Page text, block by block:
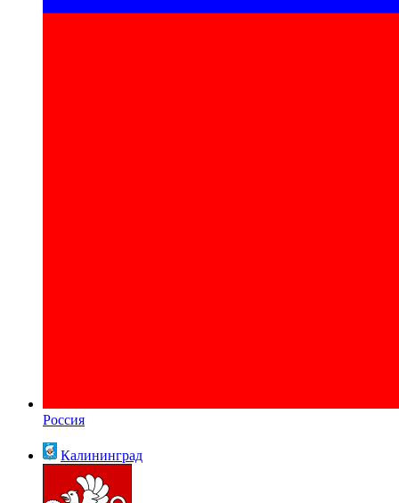
Россия
Калининград